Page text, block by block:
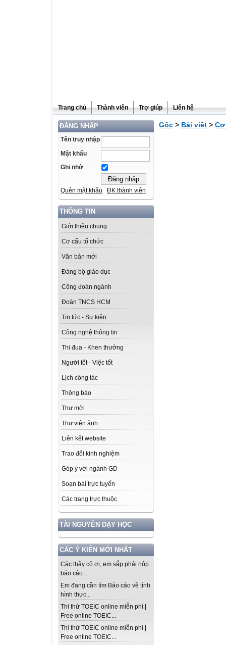
Trang chủ Thành viên Trợ giúp Liên hệ
ĐĂNG NHẬP
Tên truy nhập
Mật khẩu
Ghi nhớ
Quên mật khẩu ĐK thành viên
THÔNG TIN
Giới thiệu chung
Cơ cấu tổ chức
Văn bản mới
Đảng bộ giáo dục
Công đoàn ngành
Đoàn TNCS HCM
Tin tức - Sự kiện
Công nghệ thông tin
Thi đua - Khen thưởng
Người tốt - Việc tốt
Lịch công tác
Thông báo
Thư mời
Thư viện ảnh
Liên kết website
Trao đổi kinh nghiệm
Góp ý với ngành GD
Soạn bài trực tuyến
Các trang trực thuộc
TÀI NGUYÊN DẠY HỌC
CÁC Ý KIẾN MỚI NHẤT
Các thầy cô ơi, em sắp phải nộp
báo cáo...
Em đang cần tìm Báo cáo về tình
hình thực...
Thi thử TOEIC online miễn phí |
Free online TOEIC...
Thi thử TOEIC online miễn phí |
Free online TOEIC...
Gốc > Bài viết >